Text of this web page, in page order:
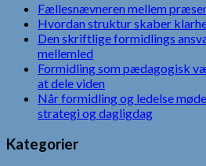
Fællesnævneren mellem
Hvordan struktur skaber
Den skriftlige formidlings
mellemled
Formidling som pædagogisk
at dele viden
Når formidling og ledelse
strategi og dagligdag
Kategorier